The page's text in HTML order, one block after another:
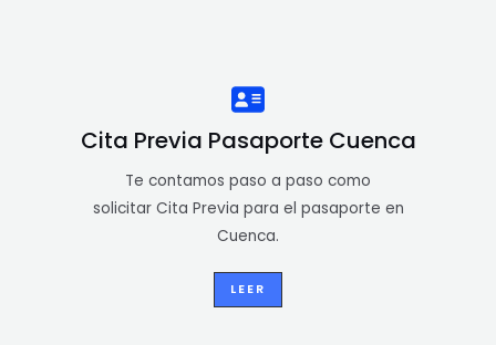
Cita Previa Pasaporte Cuenca
Te contamos paso a paso como
solicitar Cita Previa para el pasaporte en
Cuenca.
LEER